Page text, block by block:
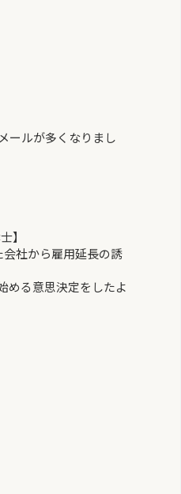
ールが多くなりまし
】
社から雇用延長の誘
める意思決定をしたよ